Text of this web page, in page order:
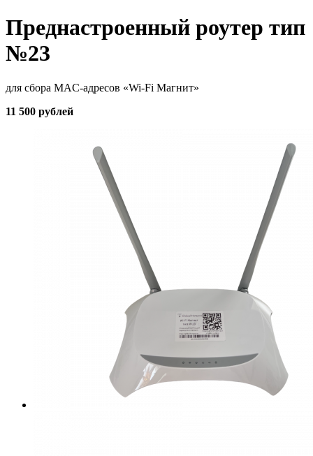
Преднастроенный роутер тип
№23
для сбора MAC-адресов «Wi-Fi Магнит»
11 500 рублей